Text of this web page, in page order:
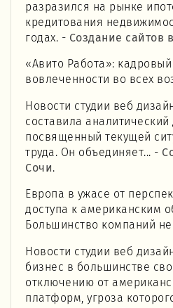
разразился на рынке
кредитования
годах. - Создание сайтов
«Авито Работа»:
вовлеченности во всех
Новости студии веб
составила аналитический
посвященный текущей
труда. Он объединяет... -
Сочи.
Европа в ужасе от
доступа к американским
Большинство компаний
Новости студии веб
бизнес в большинстве
отключению от
платформ, угроза